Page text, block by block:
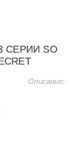
СЕРИИ SO
Описание: